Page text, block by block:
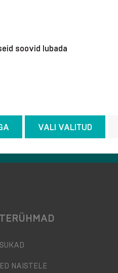
TARNE
NAISTELE
soovid lubada
VALI VALITUD